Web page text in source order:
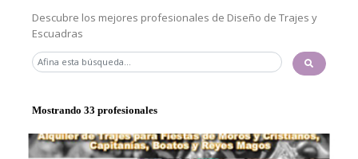
ANÚNCIATE
ACCEDE
Descubre los mejores profesionales de Diseño de Trajes y
Escuadras
Mostrando 33 profesionales